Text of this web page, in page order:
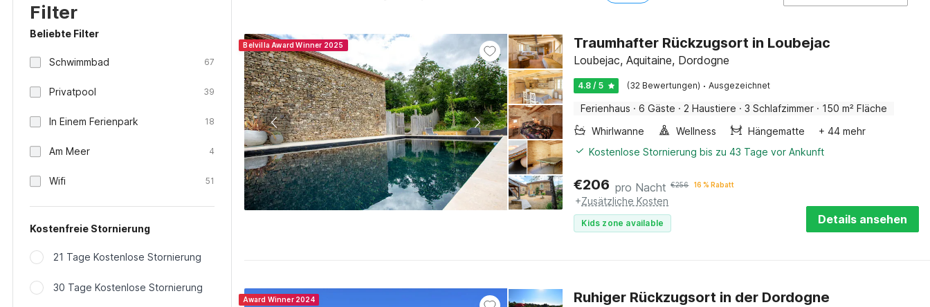
Filter
Beliebte Filter
Schwimmbad 67
Privatpool 39
In Einem Ferienpark 18
Am Meer 4
Wifi 51
Kostenfreie Stornierung
21 Tage Kostenlose Stornierung
30 Tage Kostenlose Stornierung
Belvilla Award Winner 2025 Traumhafter Rückzugsort in Loubejac
Loubejac, Aquitaine, Dordogne
4.8 / 5 (32 Bewertungen) · Ausgezeichnet
Ferienhaus · 6 Gäste · 2 Haustiere · 3 Schlafzimmer · 150 m² Fläche
Whirlwanne
Wellness Hängematte
+ 44 mehr
Kostenlose Stornierung bis zu 43 Tage vor Ankunft
€206 pro Nacht €256 16 % Rabatt
+Zusätzliche Kosten
Kids zone available Details ansehen
Award Winner 2024 Ruhiger Rückzugsort in der Dordogne